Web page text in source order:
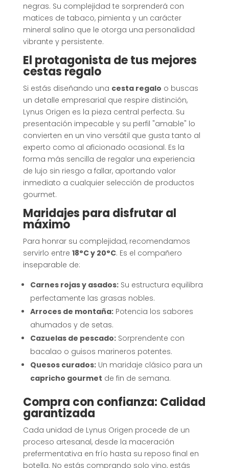
negras. Su complejidad te sorprenderá con
matices de tabaco, pimienta y un carácter
mineral salino que le otorga una personalidad
vibrante y persistente.
El protagonista de tus mejores
cestas regalo
Si estás diseñando una cesta regalo o buscas
un detalle empresarial que respire distinción,
Lynus Origen es la pieza central perfecta. Su
presentación impecable y su perfil "amable" lo
convierten en un vino versátil que gusta tanto al
experto como al aficionado ocasional. Es la
forma más sencilla de regalar una experiencia
de lujo sin riesgo a fallar, aportando valor
inmediato a cualquier selección de productos
gourmet.
Maridajes para disfrutar al
máximo
Para honrar su complejidad, recomendamos
servirlo entre 18°C y 20°C. Es el compañero
inseparable de:
Carnes rojas y asados:Su estructura equilibra
perfectamente las grasas nobles.
Arroces de montaña:Potencia los sabores
ahumados y de setas.
Cazuelas de pescado:Sorprendente con
bacalao o guisos marineros potentes.
Quesos curados:Un maridaje clásico para un
capricho gourmet de fin de semana.
Compra con confianza: Calidad
garantizada
Cada unidad de Lynus Origen procede de un
proceso artesanal, desde la maceración
prefermentativa en frío hasta su reposo final en
botella. No estás comprando solo vino, estás